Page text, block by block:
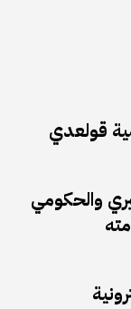
قولعدي
والحكومي